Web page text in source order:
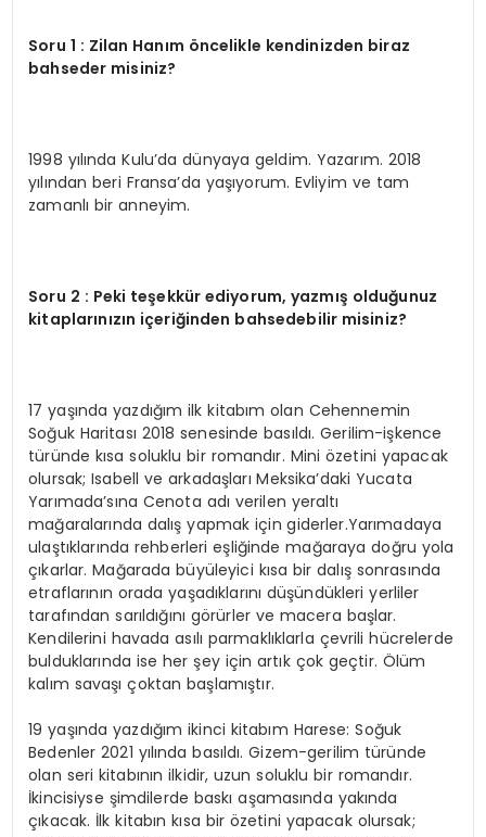
Soru 1 : Zilan Hanım öncelikle kendinizden biraz
bahseder misiniz?
1998 yılında Kulu’da dünyaya geldim. Yazarım. 2018
yılından beri Fransa’da yaşıyorum. Evliyim ve tam
zamanlı bir anneyim.
Soru 2 : Peki teşekkür ediyorum, yazmış olduğunuz
kitaplarınızın içeriğinden bahsedebilir misiniz?
17 yaşında yazdığım ilk kitabım olan Cehennemin
Soğuk Haritası 2018 senesinde basıldı. Gerilim-işkence
türünde kısa soluklu bir romandır. Mini özetini yapacak
olursak; Isabell ve arkadaşları Meksika’daki Yucata
Yarımada’sına Cenota adı verilen yeraltı
mağaralarında dalış yapmak için giderler.Yarımadaya
ulaştıklarında rehberleri eşliğinde mağaraya doğru yola
çıkarlar. Mağarada büyüleyici kısa bir dalış sonrasında
etraflarının orada yaşadıklarını düşündükleri yerliler
tarafından sarıldığını görürler ve macera başlar.
Kendilerini havada asılı parmaklıklarla çevrili hücrelerde
bulduklarında ise her şey için artık çok geçtir. Ölüm
kalım savaşı çoktan başlamıştır.
19 yaşında yazdığım ikinci kitabım Harese: Soğuk
Bedenler 2021 yılında basıldı. Gizem-gerilim türünde
olan seri kitabının ilkidir, uzun soluklu bir romandır.
İkincisiyse şimdilerde baskı aşamasında yakında
çıkacak. İlk kitabın kısa bir özetini yapacak olursak;